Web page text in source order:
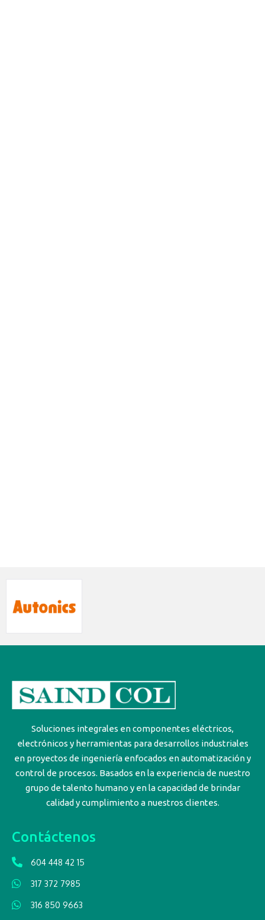
Soluciones integrales en componentes eléctricos,
electrónicos y herramientas para desarrollos industriales
en proyectos de ingeniería enfocados en automatización y
control de procesos. Basados en la experiencia de nuestro
grupo de talento humano y en la capacidad de brindar
calidad y cumplimiento a nuestros clientes.
Contáctenos
604 448 42 15
317 372 7985
316 850 9663